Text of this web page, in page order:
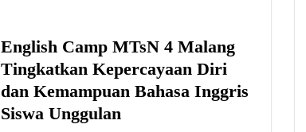
English Camp MTsN 4 Malang
Tingkatkan Kepercayaan Diri
dan Kemampuan Bahasa Inggris
Siswa Unggulan